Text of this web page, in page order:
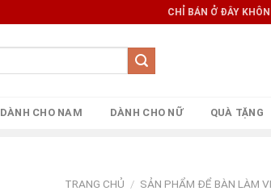
CHỈ BÁN Ở ĐÂY
DÀNH CHO NAM DÀNH CHO NỮ QUÀ TẶNG
TRANG CHỦ / SẢN PHẨM ĐỂ BÀN LÀM